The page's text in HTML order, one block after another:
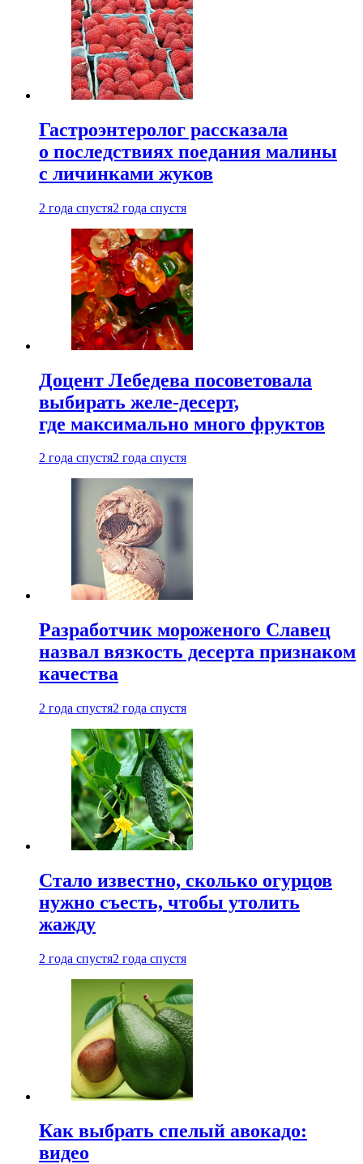
Гастроэнтеролог рассказала
о последствиях поедания малины
с личинками жуков
2 года спустя2 года спустя
Доцент Лебедева посоветовала
выбирать желе-десерт,
где максимально много фруктов
2 года спустя2 года спустя
Разработчик мороженого Славец
назвал вязкость десерта признаком
качества
2 года спустя2 года спустя
Стало известно, сколько огурцов
нужно съесть, чтобы утолить
жажду
2 года спустя2 года спустя
Как выбрать спелый авокадо:
видео